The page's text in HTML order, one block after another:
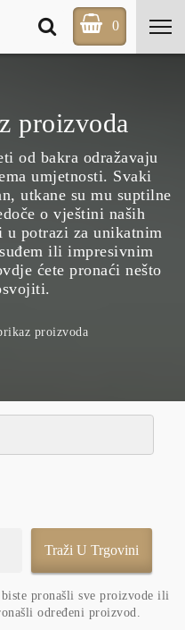
0
proizvoda
od bakra odražavaju
umjetnosti. Svaki
utkane su mu suptilne
o vještini naših
u potrazi za unikatnim
ili impresivnim
ćete pronaći nešto
proizvoda
pronašli sve proizvode ili
određeni proizvod.